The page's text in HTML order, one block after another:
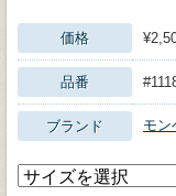
価格
品番
ブランド モン